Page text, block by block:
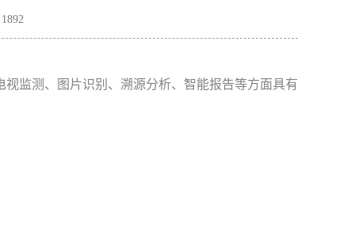
监测、图片识别、溯源分析、智能报告等方面具有